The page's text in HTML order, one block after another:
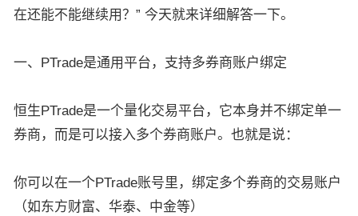
在还能不能继续用？” 今天就来详细解答一下。
一、PTrade是通用平台，支持多券商账户绑定
恒生PTrade是一个量化交易平台，它本身并不绑定单一
券商，而是可以接入多个券商账户。也就是说：
你可以在一个PTrade账号里，绑定多个券商的交易账户
（如东方财富、华泰、中金等）